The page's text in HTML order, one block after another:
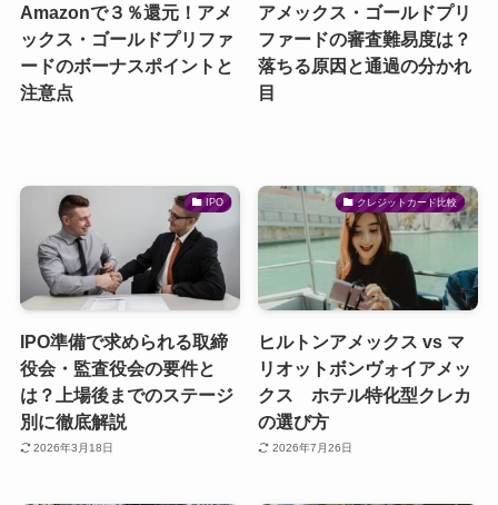
Amazonで３％還元！アメ
ックス・ゴールドプリファ
ードのボーナスポイントと
注意点
アメックス・ゴールドプリ
ファードの審査難易度は？
落ちる原因と通過の分かれ
目
IPO
IPO準備で求められる取締
役会・監査役会の要件と
は？上場後までのステージ
別に徹底解説
2026年3月18日
クレジットカード比較
ヒルトンアメックス vs マ
リオットボンヴォイアメッ
クス ホテル特化型クレカ
の選び方
2026年7月26日